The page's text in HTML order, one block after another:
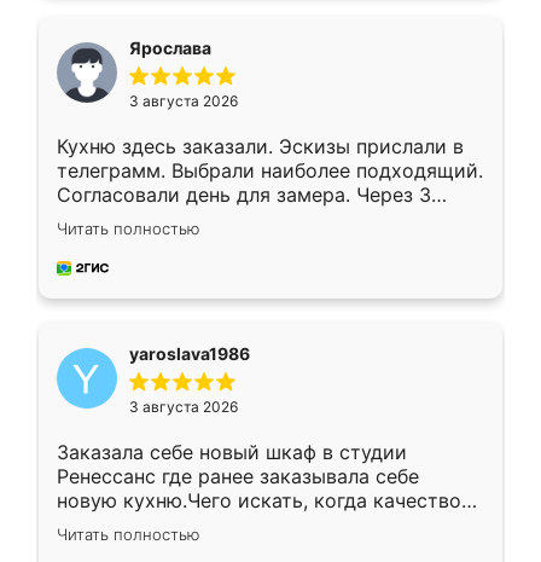
Ярослава
3 августа 2026
Кухню здесь заказали. Эскизы прислали в
телеграмм. Выбрали наиболее подходящий.
Согласовали день для замера. Через 3
недели кухня была уже готова. Остались
довольны работой. Спасибо Ренессанс
мебель за качественную работу!
Читать полностью
yaroslava1986
3 августа 2026
Заказала себе новый шкаф в студии
Ренессанс где ранее заказывала себе
новую кухню.Чего искать, когда качеством
вполне довольна. Служит кухня уже почти
два года, нареканий нет.
Читать полностью